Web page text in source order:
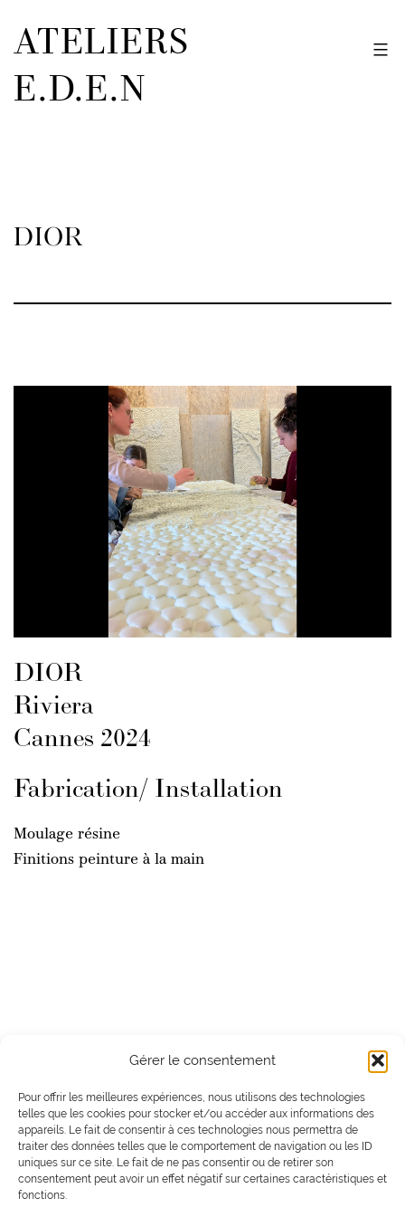
Gérer le consentement
Pour offrir les meilleures expériences, nous utilisons des technologies
telles que les cookies pour stocker et/ou accéder aux informations des
appareils. Le fait de consentir à ces technologies nous permettra de
traiter des données telles que le comportement de navigation ou les ID
uniques sur ce site. Le fait de ne pas consentir ou de retirer son
consentement peut avoir un effet négatif sur certaines caractéristiques et
fonctions.
au
contenu
ATELIERS
E.D.E.N
DIOR
DIOR
Riviera
Cannes 2024
Fabrication / Installation
Moulage résine
Finitions peinture à la main
facebookInstagramViméoLinkedin